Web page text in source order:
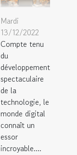
Mardi
13/12/2022
Compte tenu
du
développement
spectaculaire
de la
technologie, le
monde digital
connaît un
essor
incroyable....